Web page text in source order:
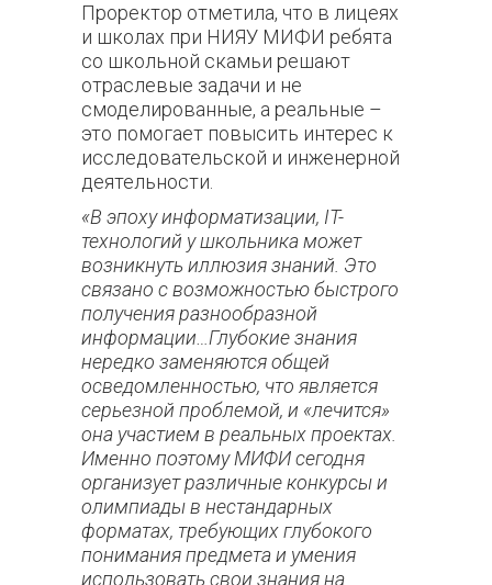
Проректор отметила, что в лицеях
и школах при НИЯУ МИФИ ребята
со школьной скамьи решают
отраслевые задачи и не
смоделированные, а реальные –
это помогает повысить интерес к
исследовательской и инженерной
деятельности.
«В эпоху информатизации, IT-
технологий у школьника может
возникнуть иллюзия знаний. Это
связано с возможностью быстрого
получения разнообразной
информации…Глубокие знания
нередко заменяются общей
осведомленностью, что является
серьезной проблемой, и «лечится»
она участием в реальных проектах.
Именно поэтому МИФИ сегодня
организует различные конкурсы и
олимпиады в нестандарных
форматах, требующих глубокого
понимания предмета и умения
использовать свои знания на